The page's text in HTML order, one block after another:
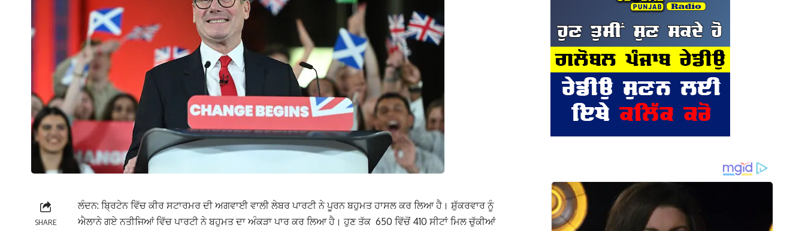
SHARE
ਲੰਦਨ: ਬ੍ਰਿਟੇਨ ਵਿੱਚ ਕੀਰ ਸਟਾਰਮਰ ਦੀ ਅਗਵਾਈ ਵਾਲੀ ਲੇਬਰ ਪਾਰਟੀ ਨੇ ਪੂਰਨ ਬਹੁਮਤ ਹਾਸਲ ਕਰ ਲਿਆ ਹੈ। ਸ਼ੁੱਕਰਵਾਰ ਨੂੰ
ਐਲਾਨੇ ਗਏ ਨਤੀਜਿਆਂ ਵਿੱਚ ਪਾਰਟੀ ਨੇ ਬਹੁਮਤ ਦਾ ਅੰਕੜਾ ਪਾਰ ਕਰ ਲਿਆ ਹੈ। ਹੁਣ ਤੱਕ 650 ਵਿੱਚੋਂ 410 ਸੀਟਾਂ ਮਿਲ ਚੁੱਕੀਆਂ